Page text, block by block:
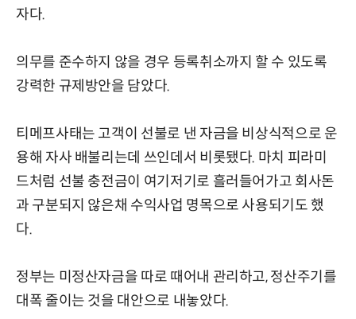
자다.
의무를 준수하지 않을 경우 등록취소까지 할 수 있도록
강력한 규제방안을 담았다.
티메프사태는 고객이 선불로 낸 자금을 비상식적으로 운
용해 자사 배불리는데 쓰인데서 비롯됐다. 마치 피라미
드처럼 선불 충전금이 여기저기로 흘러들어가고 회사돈
과 구분되지 않은채 수익사업 명목으로 사용되기도 했
다.
정부는 미정산자금을 따로 때어내 관리하고, 정산주기를
대폭 줄이는 것을 대안으로 내놓았다.